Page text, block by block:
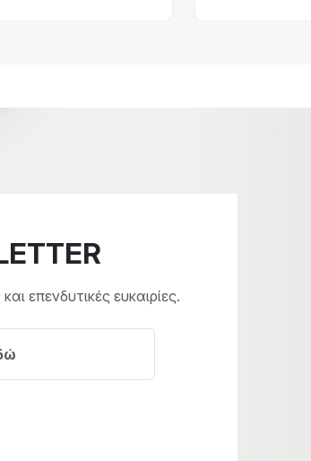
επενδυτικές ευκαιρίες.